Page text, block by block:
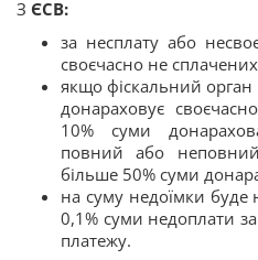
З ЄСВ:
за несплату або
своєчасно не
якщо фіскальний
донараховує
10% суми
повний або
більше 50% суми
на суму недоїмки буде
0,1% суми недоплати
платежу.